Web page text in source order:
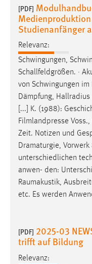
[PDF]
Studienanfänger
Relevanz:
Schwingungen,
Schallfeldgrößen. ·
von Schwingungen im
Dämpfung,
[...] K. (1988):
Filmlandpresse
Zeit. Notizen und
Dramaturgie,
unterschiedlichen
anwen- den:
Raumakustik,
etc. Es werden
[PDF] 2025-03
trifft auf Bildung
Relevanz: